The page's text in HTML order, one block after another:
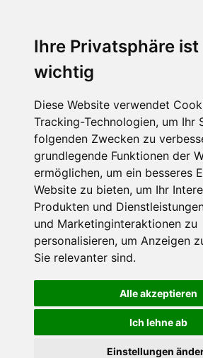
Ihre Privatsphäre ist
wichtig
Diese Website verwendet
Tracking-Technologien, um Ihr
folgenden Zwecken zu
grundlegende Funktionen der
ermöglichen, um ein besseres
Website zu bieten, um Ihr
Produkten und
und Marketinginteraktionen zu
personalisieren, um Anzeigen
Sie relevanter sind.
Alle akzeptieren
Ich lehne ab
Einstellungen